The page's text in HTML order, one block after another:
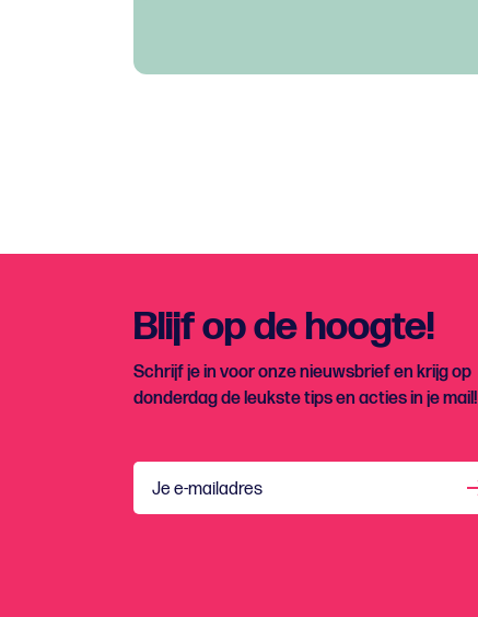
Blijf op de hoogte!
Schrijf je in voor onze nieuwsbrief en krijg op
donderdag de leukste tips en acties in je mail!
Je e-mailadres